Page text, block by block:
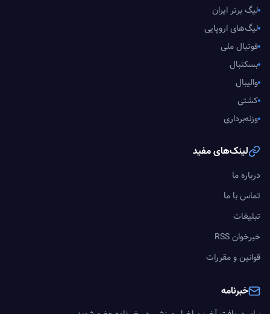
لیگ برتر ایران
لیگ‌های اروپایی
فوتبال ملی
بسکتبال
والیبال
کشتی
وزنه‌برداری
لینک‌های مفید
درباره ما
تماس با ما
تبلیغات
خبرخوان RSS
قوانین و مقررات
خبرنامه